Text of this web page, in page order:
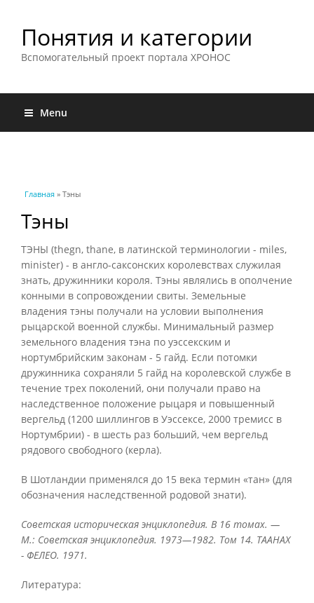
Понятия и категории
Вспомогательный проект портала ХРОНОС
Menu
Вы здесь
Главная » Тэны
Тэны
ТЭНЫ (thegn, thane, в латинской терминологии - miles,
minister) - в англо-саксонских королевствах служилая
знать, дружинники короля. Тэны являлись в ополчение
конными в сопровождении свиты. Земельные
владения тэны получали на условии выполнения
рыцарской военной службы. Минимальный размер
земельного владения тэна по уэссекским и
нортумбрийским законам - 5 гайд. Если потомки
дружинника сохраняли 5 гайд на королевской службе в
течение трех поколений, они получали право на
наследственное положение рыцаря и повышенный
вергельд (1200 шиллингов в Уэссексе, 2000 тремисс в
Нортумбрии) - в шесть раз больший, чем вергельд
рядового свободного (керла).
В Шотландии применялся до 15 века термин «тан» (для
обозначения наследственной родовой знати).
Советская историческая энциклопедия. В 16 томах. —
М.: Советская энциклопедия. 1973—1982. Том 14. ТААНАХ
- ФЕЛЕО. 1971.
Литература: